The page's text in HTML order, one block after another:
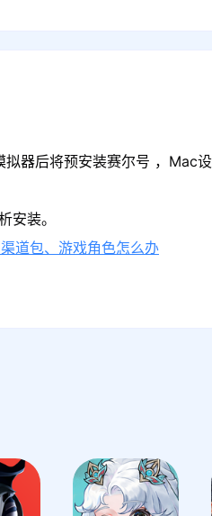
器后将预安装赛尔号 ，Mac
安装。
道包、游戏角色怎么办